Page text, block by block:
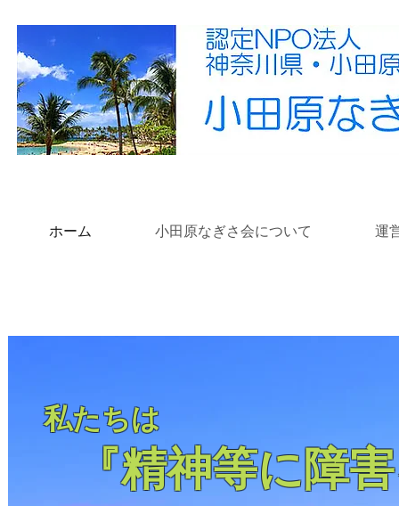
ホーム 小田原なぎさ会について 運
私たちは
『精神等に障